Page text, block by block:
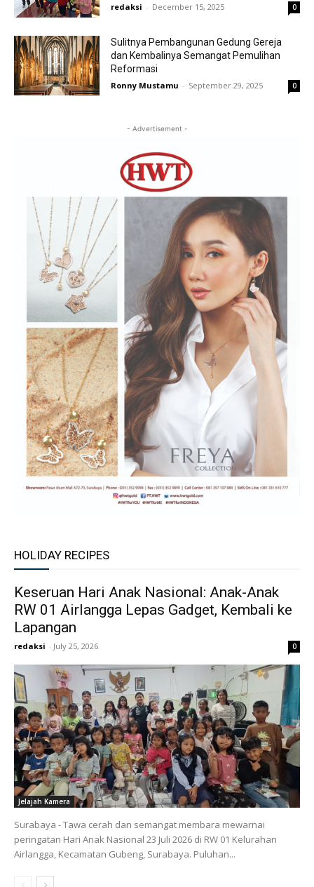
redaksi - December 15, 2025 0
Sulitnya Pembangunan Gedung Gereja
dan Kembalinya Semangat Pemulihan
Reformasi
Ronny Mustamu - September 29, 2025 0
- Advertisement -
HOLIDAY RECIPES
Keseruan Hari Anak Nasional: Anak-Anak
RW 01 Airlangga Lepas Gadget, Kembali ke
Lapangan
redaksi - July 25, 2026 0
Jelajah Kamera
Surabaya - Tawa cerah dan semangat membara mewarnai
peringatan Hari Anak Nasional 23 Juli 2026 di RW 01 Kelurahan
Airlangga, Kecamatan Gubeng, Surabaya. Puluhan...